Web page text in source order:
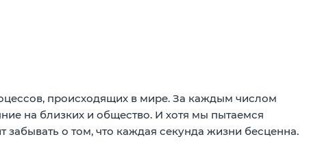
происходящих в мире. За каждым числом
на близких и общество. И хотя мы пытаемся
о том, что каждая секунда жизни бесценна.